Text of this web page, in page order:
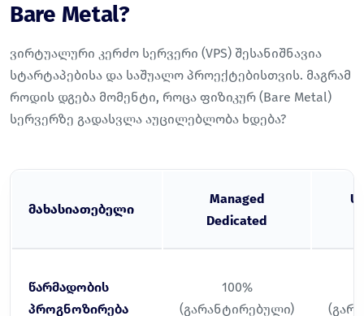
Bare Metal?
ვირტუალური კერძო სერვერი (VPS) შესანიშნავია
სტარტაპებისა და საშუალო პროექტებისთვის. მაგრამ
როდის დგება მომენტი, როცა ფიზიკურ (Bare Metal)
სერვერზე გადასვლა აუცილებლობა ხდება?
მახასიათებელი
Managed
Dedicated
წარმადობის
პროგნოზირება
100%
(გარანტირებული)